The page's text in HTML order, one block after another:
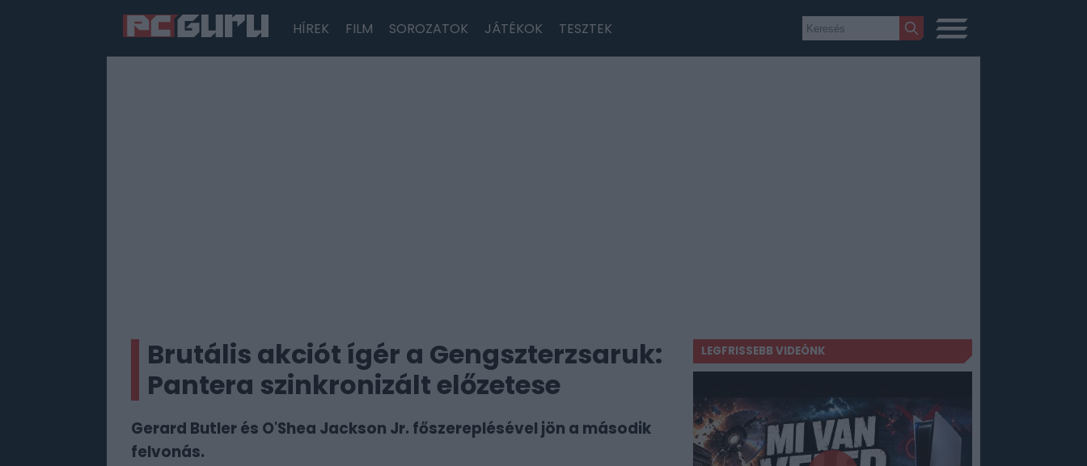
HÍREK FILM SOROZATOK JÁTÉKOK TESZTEK
Brutális akciót ígér a Gengszterzsaruk:
Pantera szinkronizált előzetese
Gerard Butler és O'Shea Jackson Jr. főszereplésével jön a második
felvonás.
LEGFRISSEBB VIDEÓNK